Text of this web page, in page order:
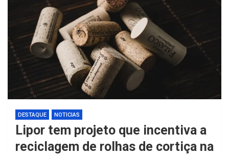
DESTAQUE NOTICIAS
Lipor tem projeto que incentiva a
reciclagem de rolhas de cortiça na